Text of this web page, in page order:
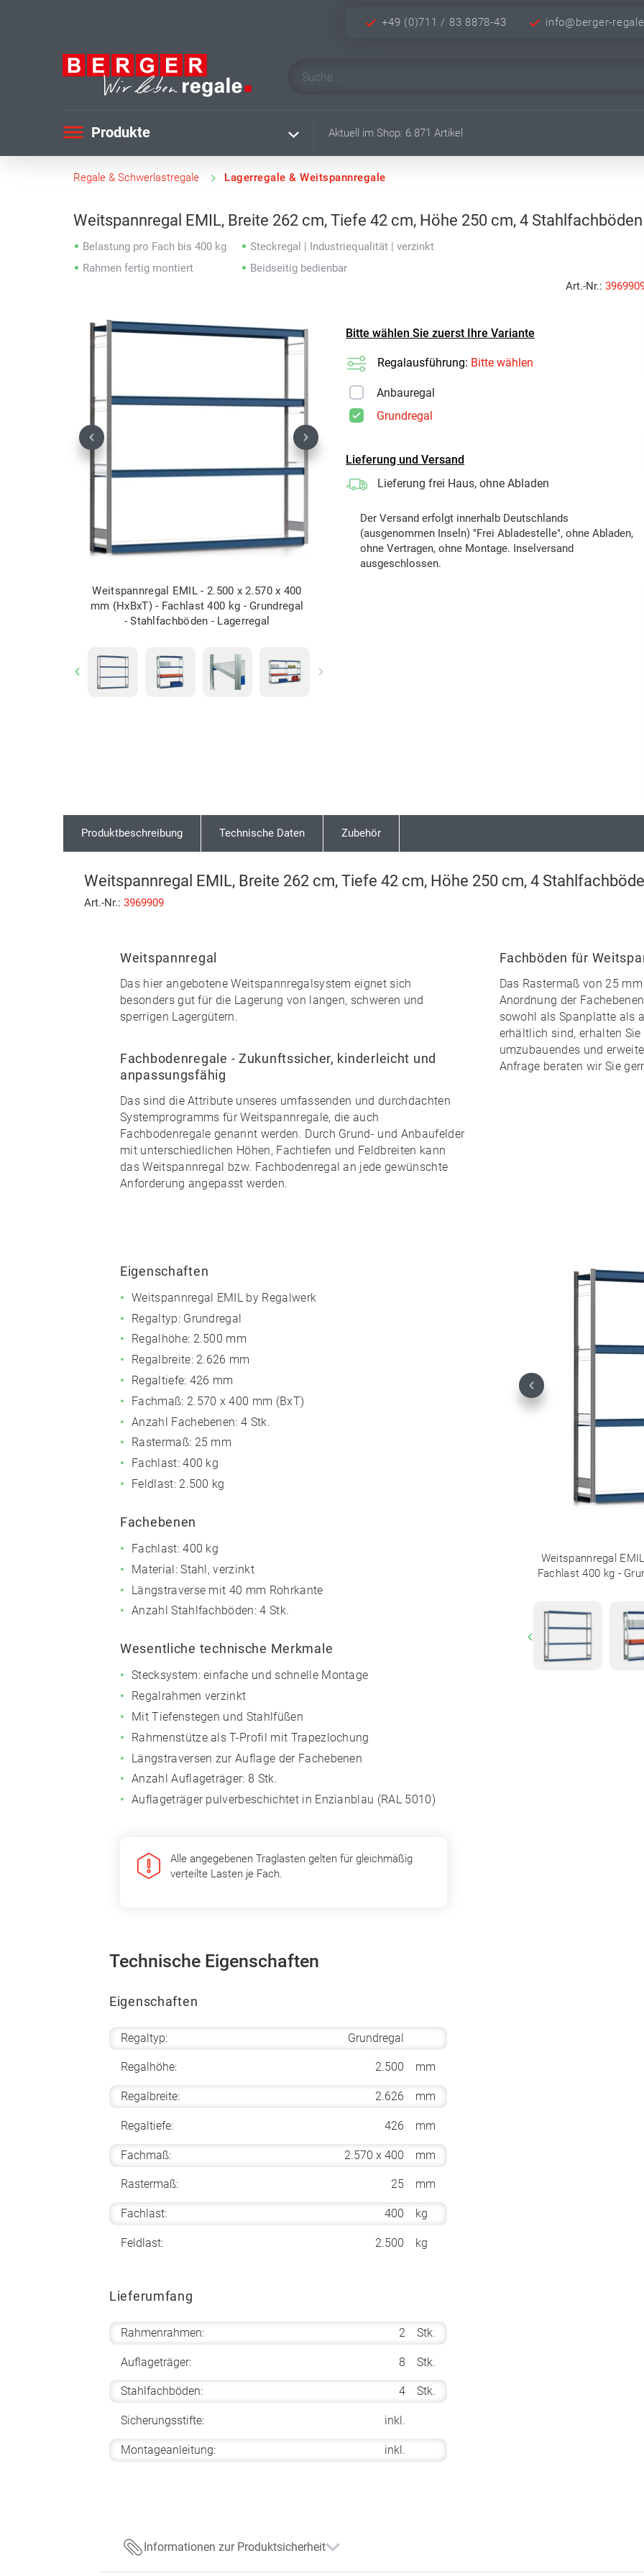
+49 (0)711 / 83 8878-43 info@berger-
Produkte Aktuell im Shop: 6.871 Artikel
Regale & Schwerlastregale Lagerregale & Weitspannregale
Weitspannregal EMIL, Breite 262 cm, Tiefe 42 cm, Höhe 250 cm, 4 Stahlfachböden
Belastung pro Fach bis 400 kg
Rahmen fertig montiert
Steckregal | Industriequalität | verzinkt
Beidseitig bedienbar
Art.-Nr.:
Weitspannregal EMIL - 2.500 x 2.570 x 400
mm (HxBxT) - Fachlast 400 kg - Grundregal
- Stahlfachböden - Lagerregal
Previous Next
Previous Next
Bitte wählen Sie zuerst Ihre Variante
Regalausführung: Bitte wählen
Anbauregal
Grundregal
Lieferung und Versand
Lieferung frei Haus, ohne Abladen
Der Versand erfolgt innerhalb Deutschlands
(ausgenommen Inseln) "Frei Abladestelle", ohne Abladen,
ohne Vertragen, ohne Montage. Inselversand
ausgeschlossen.
Produktbeschreibung Technische Daten Zubehör
Weitspannregal EMIL, Breite 262 cm, Tiefe 42 cm, Höhe 250 cm, 4
Art.-Nr.: 3969909
Weitspannregal
Das hier angebotene Weitspannregalsystem eignet sich
besonders gut für die Lagerung von langen, schweren und
sperrigen Lagergütern.
Fachbodenregale - Zukunftssicher, kinderleicht und
anpassungsfähig
Das sind die Attribute unseres umfassenden und durchdachten
Systemprogramms für Weitspannregale, die auch
Fachbodenregale genannt werden. Durch Grund- und Anbaufelder
mit unterschiedlichen Höhen, Fachtiefen und Feldbreiten kann
das Weitspannregal bzw. Fachbodenregal an jede gewünschte
Anforderung angepasst werden.
Fachböden für
Das Rastermaß von 25
Anordnung der
sowohl alsSpanplatte als
erhältlich sind, erhalten
umzubauendes und
Anfrage beraten wir Sie
Eigenschaften
Weitspannregal EMIL by Regalwerk
Regaltyp: Grundregal
Regalhöhe: 2.500 mm
Regalbreite: 2.626 mm
Regaltiefe: 426 mm
Fachmaß: 2.570 x 400 mm (BxT)
Anzahl Fachebenen:4 Stk.
Rastermaß: 25 mm
Fachlast: 400 kg
Feldlast: 2.500 kg
Fachebenen
Fachlast: 400 kg
Material: Stahl, verzinkt
Längstraverse mit 40 mm Rohrkante
Anzahl Stahlfachböden: 4 Stk.
Wesentliche technische Merkmale
Stecksystem: einfache und schnelle Montage
Regalrahmen verzinkt
Mit Tiefenstegen und Stahlfüßen
Rahmenstütze als T-Profil mit Trapezlochung
Längstraversen zur Auflage der Fachebenen
Anzahl Auflageträger: 8 Stk.
Auflageträger pulverbeschichtet in Enzianblau (RAL 5010)
Alle angegebenen Traglasten gelten für gleichmäßig
verteilte Lasten je Fach.
Weitspannregal
Fachlast 400 kg -
Previous
Previous
Technische Eigenschaften
Eigenschaften
Regaltyp: Grundregal
Regalhöhe: 2.500 mm
Regalbreite: 2.626 mm
Regaltiefe: 426 mm
Fachmaß: 2.570 x 400 mm
Rastermaß: 25 mm
Fachlast: 400 kg
Feldlast: 2.500 kg
Lieferumfang
Rahmenrahmen: 2 Stk.
Auflageträger: 8 Stk.
Stahlfachböden: 4 Stk.
Sicherungsstifte: inkl.
Montageanleitung: inkl.
Informationen zur Produktsicherheit